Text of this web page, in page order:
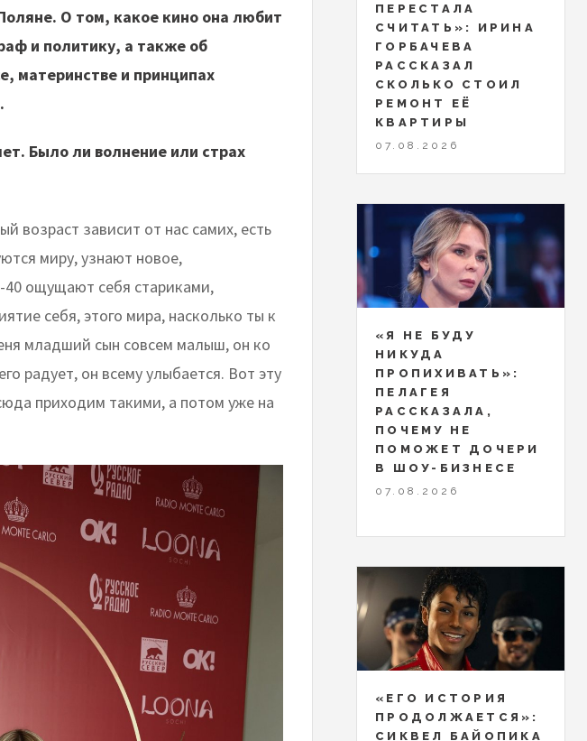
О том, какое кино она любит
и политику, а также об
материнстве и принципах
Было ли волнение или страх
возраст зависит от нас самих, есть
миру, узнают новое,
40 ощущают себя стариками,
себя, этого мира, насколько ты к
младший сын совсем малыш, он ко
радует, он всему улыбается. Вот эту
приходим такими, а потом уже на
ПЕРЕСТАЛА
СЧИТАТЬ»: ИРИНА
ГОРБАЧЕВА
РАССКАЗАЛ
СКОЛЬКО СТОИЛ
РЕМОНТ ЕЁ
КВАРТИРЫ
07.08.2026
«Я НЕ БУДУ
НИКУДА
ПРОПИХИВАТЬ»:
ПЕЛАГЕЯ
РАССКАЗАЛА,
ПОЧЕМУ НЕ
ПОМОЖЕТ ДОЧЕРИ
В ШОУ-БИЗНЕСЕ
07.08.2026
«ЕГО ИСТОРИЯ
ПРОДОЛЖАЕТСЯ»:
СИКВЕЛ БАЙОПИКА